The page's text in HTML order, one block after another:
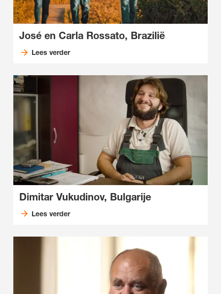
José en Carla Rossato, Brazilië
Lees verder
Dimitar Vukudinov, Bulgarije
Lees verder